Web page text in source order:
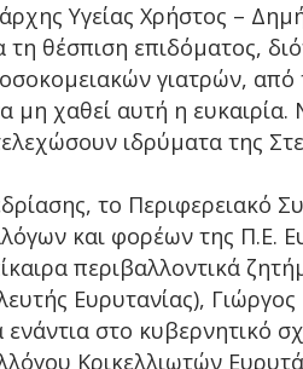
Υγείας Χρήστος –
τη θέσπιση επιδόματος,
γιατρών, από
μη χαθεί αυτή η
ιδρύματα της
το Περιφερειακό
και φορέων της Π.Ε.
περιβαλλοντικά
Ευρυτανίας),
στο κυβερνητικό
Κρικελλιωτών